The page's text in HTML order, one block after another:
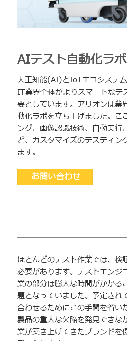
AIテスト自動化ラボ
人工知能(AI)とIoTエコシステム
IT業界全体がよりスマートなテ
要としています。アリオンは業
動化ラボを立ち上げました。こ
ング、画像認識技術、自動実
ど、カスタマイズのテスティン
ます。
お問い合わせ
ほとんどのテスト作業では、検
必要があります。テストエンジ
業の部分は膨大な時間がかかる
題となっていました。予定され
合わせるためにこの手間を省い
製品の重大な欠陥を発見できな
業が築き上げてきたブランドを